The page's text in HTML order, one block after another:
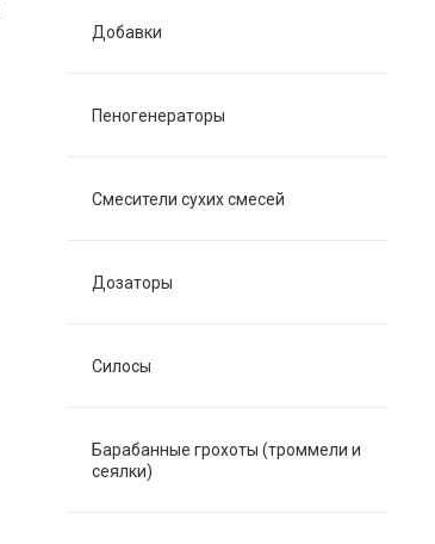
Добавки
Пеногенераторы
Смесители сухих смесей
Дозаторы
Силосы
Барабанные грохоты (троммели и
сеялки)